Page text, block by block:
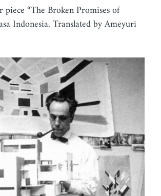
“The Broken Promises of
Indonesia. Translated by Ameyuri